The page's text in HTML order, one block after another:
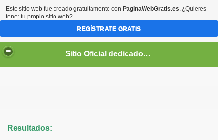
Sitio Oficial dedicado al Mago Coria
Resultados:
Este sitio web fue creado gratuitamente con PaginaWebGratis.es. ¿Quieres
tener tu propio sitio web?
REGÍSTRATE GRATIS